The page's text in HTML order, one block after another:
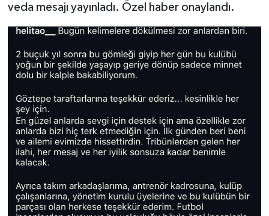
veda mesajı yayınladı. Özel haber onaylandı.
Diğer Spor Dalları